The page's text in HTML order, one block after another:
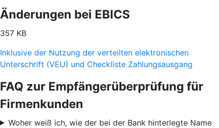
Änderungen bei EBICS
357 KB
Inklusive der Nutzung der verteilten elektronischen
Unterschrift (VEU) und Checkliste Zahlungsausgang
FAQ zur Empfängerüberprüfung für
Firmenkunden
Woher weiß ich, wie der bei der Bank hinterlegte Name